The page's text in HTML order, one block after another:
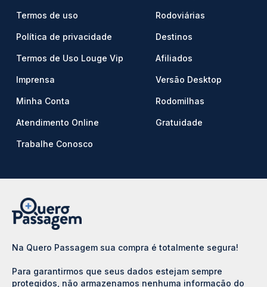
Termos de uso
Política de privacidade
Termos de Uso Louge Vip
Imprensa
Minha Conta
Atendimento Online
Trabalhe Conosco
Rodoviárias
Destinos
Afiliados
Versão Desktop
Rodomilhas
Gratuidade
Na Quero Passagem sua compra é totalmente segura!
Para garantirmos que seus dados estejam sempre
protegidos, não armazenamos nenhuma informação do